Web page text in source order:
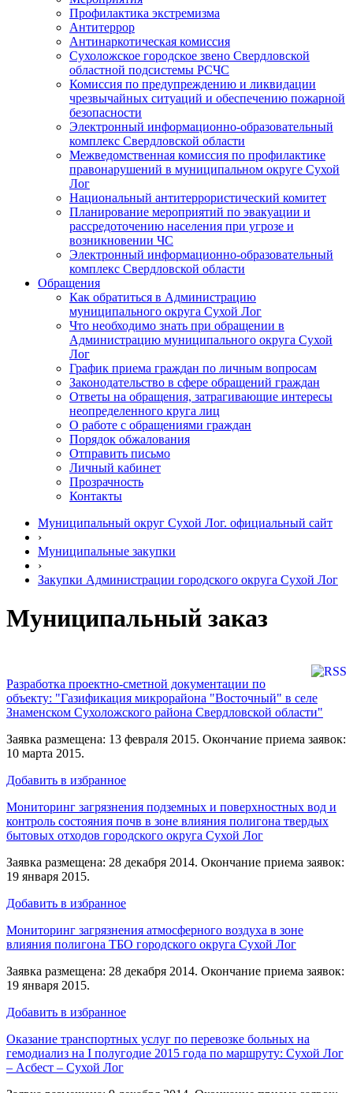
Профилактика экстремизма
Антитеррор
Антинаркотическая комиссия
Сухоложское городское звено Свердловской
областной подсистемы РСЧС
Комиссия по предупреждению и ликвидации
чрезвычайных ситуаций и обеспечению пожарной
безопасности
Электронный информационно-образовательный
комплекс Cвердловской области
Межведомственная комиссия по профилактике
правонарушений в муниципальном округе Сухой
Лог
Национальный антитеррористический комитет
Планирование мероприятий по эвакуации и
рассредоточению населения при угрозе и
возникновении ЧС
Электронный информационно-образовательный
комплекс Свердловской области
Обращения
Как обратиться в Администрацию
муниципального округа Сухой Лог
Что необходимо знать при обращении в
Администрацию муниципального округа Сухой
Лог
График приема граждан по личным вопросам
Законодательство в сфере обращений граждан
Ответы на обращения, затрагивающие интересы
неопределенного круга лиц
О работе с обращениями граждан
Порядок обжалования
Отправить письмо
Личный кабинет
Прозрачность
Контакты
Муниципальный округ Сухой Лог. официальный сайт
›
Муниципальные закупки
›
Закупки Администрации городского округа Сухой Лог
Муниципальный заказ
Разработка проектно-сметной документации по
объекту: "Газификация микрорайона "Восточный" в селе
Знаменском Сухоложского района Свердловской области"
Заявка размещена: 13 февраля 2015. Окончание приема заявок:
10 марта 2015.
Добавить в избранное
Мониторинг загрязнения подземных и поверхностных вод и
контроль состояния почв в зоне влияния полигона твердых
бытовых отходов городского округа Сухой Лог
Заявка размещена: 28 декабря 2014. Окончание приема заявок:
19 января 2015.
Добавить в избранное
Мониторинг загрязнения атмосферного воздуха в зоне
влияния полигона ТБО городского округа Сухой Лог
Заявка размещена: 28 декабря 2014. Окончание приема заявок:
19 января 2015.
Добавить в избранное
Оказание транспортных услуг по перевозке больных на
гемодиализ на I полугодие 2015 года по маршруту: Сухой Лог
– Асбест – Сухой Лог